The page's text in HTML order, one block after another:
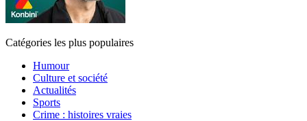
Catégories les plus populaires
Humour
Culture et société
Actualités
Sports
Crime : histoires vraies